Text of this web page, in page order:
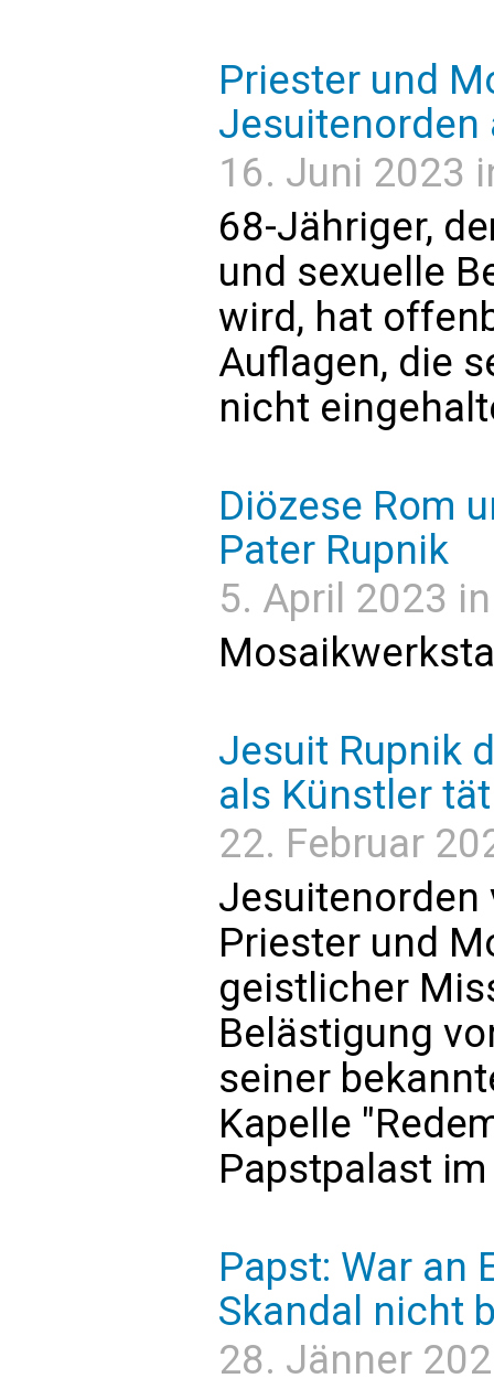
Priester und
Jesuitenorden
16. Juni 2023
68-Jähriger,
und sexuelle
wird, hat
Auflagen, die
nicht
Diözese Rom
Pater Rupnik
5. April 2023
Jesuit Rupnik
als Künstler
22. Februar
Jesuitenorden
Priester und
geistlicher
Belästigung
seiner
Kapelle
Papstpalast
Papst: War an
Skandal nicht
28. Jänner